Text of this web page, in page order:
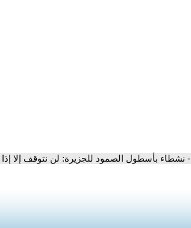
- نشطاء بأسطول الصمود للجزيرة: لن نتوقف إلا